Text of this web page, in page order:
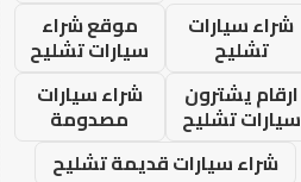
شراء سيارات
تشليح
موقع شراء
سيارات تشليح
ارقام يشترون
سيارات تشليح
شراء سيارات
مصدومة
شراء سيارات قديمة تشليح